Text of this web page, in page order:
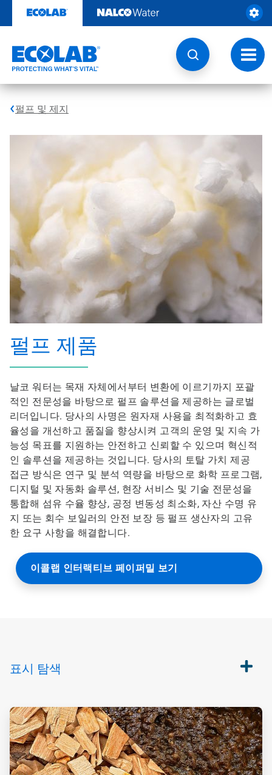
츠
기
토
글
내
비
펄프 및 제지
펄프 제품
날코 워터는 목재 자체에서부터 변환에 이르기까지 포괄
적인 전문성을 바탕으로 펄프 솔루션을 제공하는 글로벌
리더입니다. 당사의 사명은 원자재 사용을 최적화하고 효
율성을 개선하고 품질을 향상시켜 고객의 운영 및 지속 가
능성 목표를 지원하는 안전하고 신뢰할 수 있으며 혁신적
인 솔루션을 제공하는 것입니다. 당사의 토탈 가치 제공
접근 방식은 연구 및 분석 역량을 바탕으로 화학 프로그램,
디지털 및 자동화 솔루션, 현장 서비스 및 기술 전문성을
통합해 섬유 수율 향상, 공정 변동성 최소화, 자산 수명 유
지 또는 회수 보일러의 안전 보장 등 펄프 생산자의 고유
한 요구 사항을 해결합니다.
이콜랩 인터랙티브 페이퍼밀 보기
표시 탐색
ArticleTile
1/4